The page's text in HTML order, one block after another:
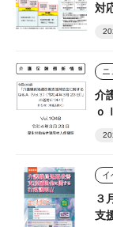
対
ニ
介
ｏ
イ
３
支